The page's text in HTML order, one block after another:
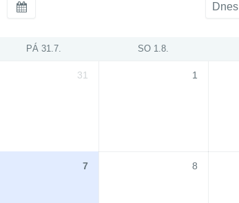
Dnes
PÁ 31.7. SO 1.8.
31 1
7 8